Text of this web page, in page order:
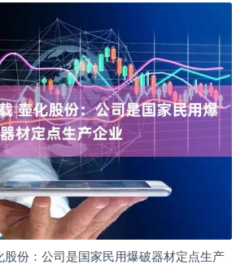
份：公司是国家民用爆破器材定点生产